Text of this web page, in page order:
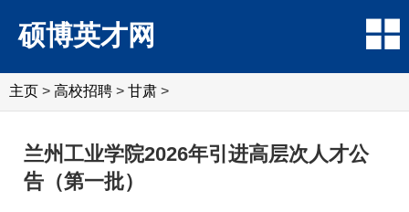
硕博英才网
主页 > 高校招聘 > 甘肃 >
兰州工业学院2026年引进高层次人才公
告（第一批）